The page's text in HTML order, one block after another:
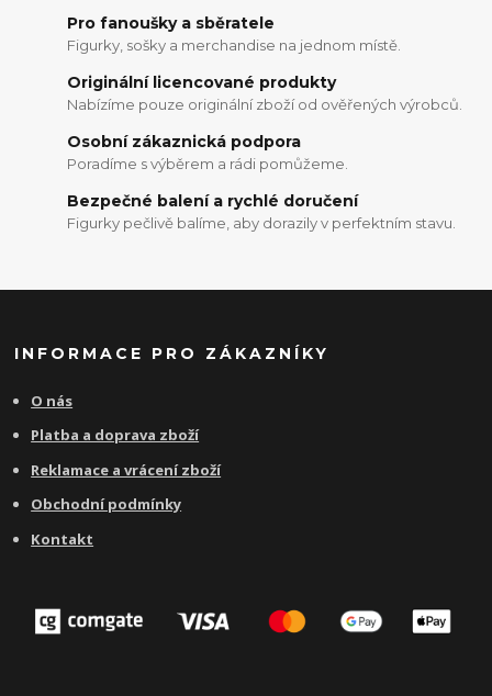
Pro fanoušky a sběratele
Figurky, sošky a merchandise na jednom místě.
Originální licencované produkty
Nabízíme pouze originální zboží od ověřených výrobců.
Osobní zákaznická podpora
Poradíme s výběrem a rádi pomůžeme.
Bezpečné balení a rychlé doručení
Figurky pečlivě balíme, aby dorazily v perfektním stavu.
INFORMACE PRO ZÁKAZNÍKY
O nás
Platba a doprava zboží
Reklamace a vrácení zboží
Obchodní podmínky
Kontakt